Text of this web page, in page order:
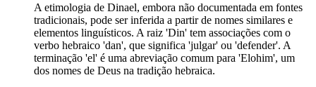
A etimologia de Dinael, embora não documentada em fontes
tradicionais, pode ser inferida a partir de nomes similares e
elementos linguísticos. A raiz 'Din' tem associações com o
verbo hebraico 'dan', que significa 'julgar' ou 'defender'. A
terminação 'el' é uma abreviação comum para 'Elohim', um
dos nomes de Deus na tradição hebraica.